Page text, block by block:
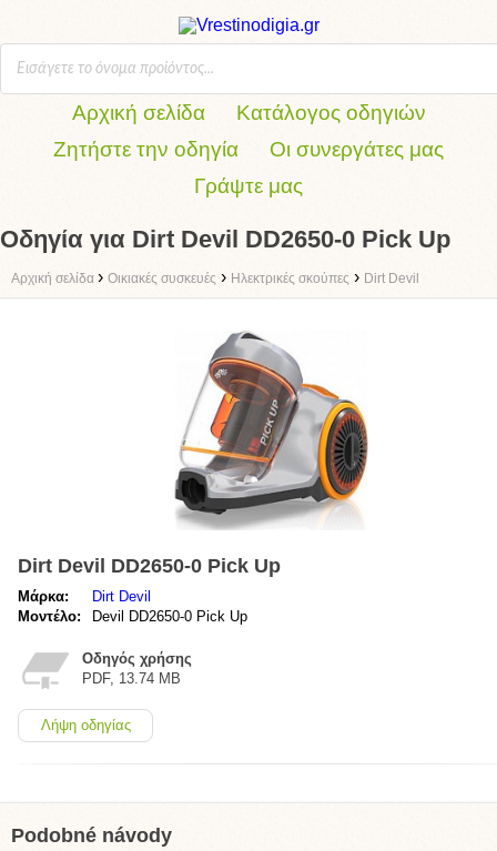
Αρχική σελίδα
Κατάλογος οδηγιών
Ζητήστε την οδηγία
Οι συνεργάτες μας
Γράψτε μας
Οδηγία για Dirt Devil DD2650-0 Pick Up
Αρχική σελίδα › Οικιακές συσκευές › Ηλεκτρικές σκούπες › Dirt Devil
Dirt Devil DD2650-0 Pick Up
Μάρκα:
Dirt Devil
Μοντέλο:
Devil DD2650-0 Pick Up
Οδηγός χρήσης
PDF, 13.74 MB
Λήψη οδηγίας
Podobné návody